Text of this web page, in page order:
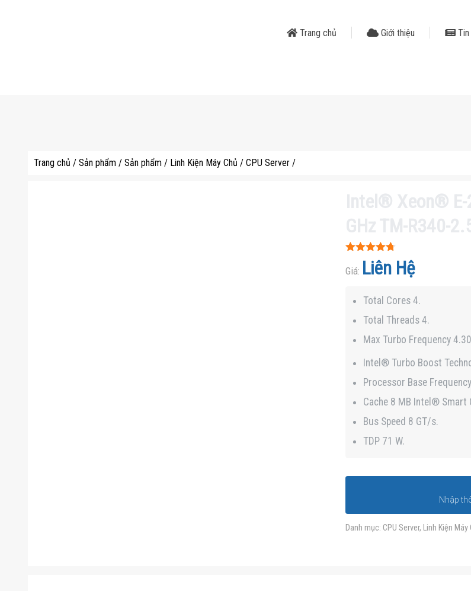
Trang chủ Giới thiệu Tin
Trang chủ / Sản phẩm / Sản phẩm / Linh Kiện Máy Chủ / CPU Server /
Được xếp
hạng4.75
Giá: Liên Hệ
Total Cores 4.
Total Threads 4.
Max Turbo Frequency
Intel® Turbo Boost
Processor Base
Cache 8 MB Intel® Smart
Bus Speed 8 GT/s.
TDP 71 W.
Nhập
Danh mục: CPU Server, Linh Kiện Máy